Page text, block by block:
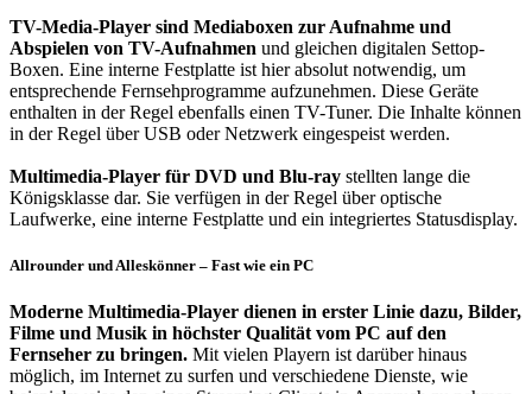
TV-Media-Player sind Mediaboxen zur Aufnahme und
Abspielen von TV-Aufnahmen und gleichen digitalen Settop-
Boxen. Eine interne Festplatte ist hier absolut notwendig, um
entsprechende Fernsehprogramme aufzunehmen. Diese Geräte
enthalten in der Regel ebenfalls einen TV-Tuner. Die Inhalte können
in der Regel über USB oder Netzwerk eingespeist werden.
Multimedia-Player für DVD und Blu-ray stellten lange die
Königsklasse dar. Sie verfügen in der Regel über optische
Laufwerke, eine interne Festplatte und ein integriertes Statusdisplay.
Allrounder und Alleskönner – Fast wie ein PC
Moderne Multimedia-Player dienen in erster Linie dazu, Bilder,
Filme und Musik in höchster Qualität vom PC auf den
Fernseher zu bringen. Mit vielen Playern ist darüber hinaus
möglich, im Internet zu surfen und verschiedene Dienste, wie